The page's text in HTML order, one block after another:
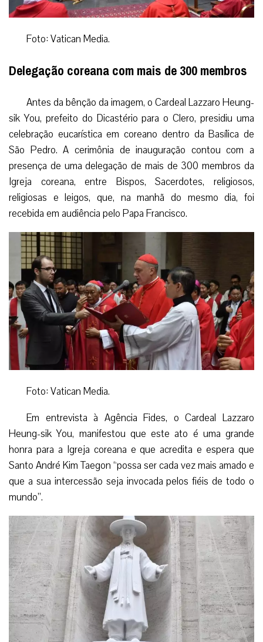
Foto: Vatican Media.
Delegação coreana com mais de 300 membros
Antes da bênção da imagem, o Cardeal Lazzaro Heung-
sik You, prefeito do Dicastério para o Clero, presidiu uma
celebração eucarística em coreano dentro da Basílica de
São Pedro. A cerimônia de inauguração contou com a
presença de uma delegação de mais de 300 membros da
Igreja coreana, entre Bispos, Sacerdotes, religiosos,
religiosas e leigos, que, na manhã do mesmo dia, foi
recebida em audiência pelo Papa Francisco.
Foto: Vatican Media.
Em entrevista à Agência Fides, o Cardeal Lazzaro
Heung-sik You, manifestou que este ato é uma grande
honra para a Igreja coreana e que acredita e espera que
Santo André Kim Taegon “possa ser cada vez mais amado e
que a sua intercessão seja invocada pelos fiéis de todo o
mundo”.